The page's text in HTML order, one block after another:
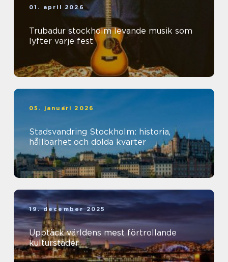
01. april 2026
Trubadur stockholm levande musik som
lyfter varje fest
05. januari 2026
Stadsvandring Stockholm: historia,
hållbarhet och dolda kvarter
19. december 2025
Upptäck världens mest förtrollande
kulturstäder